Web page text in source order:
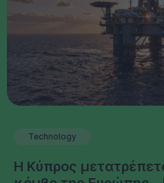
Technology
Η Κύπρος